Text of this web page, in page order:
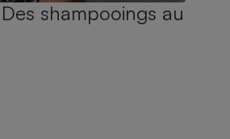
shampooings au